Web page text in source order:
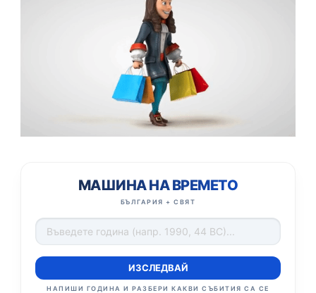
МАШИНА НА ВРЕМЕТО
БЪЛГАРИЯ + СВЯТ
ИЗСЛЕДВАЙ
НАПИШИ ГОДИНА И РАЗБЕРИ КАКВИ СЪБИТИЯ СА СЕ